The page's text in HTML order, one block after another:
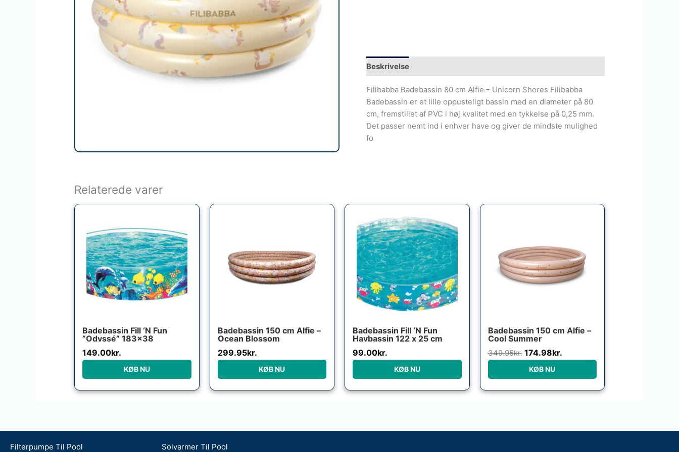
Beskrivelse
Filibabba Badebassin 80 cm Alfie – Unicorn Shores Filibabba
Badebassin er et lille oppusteligt bassin med en diameter på 80
cm, fremstillet af PVC i høj kvalitet med en tykkelse på 0,25 mm.
Det passer nemt ind i enhver have og giver de mindste mulighed
fo
Relaterede varer
Badebassin Fill ‘N Fun
”Odyssé” 183×38
149.00kr.
KØB NU
Badebassin 150 cm Alfie –
Ocean Blossom
299.95kr.
KØB NU
Badebassin Fill ‘N Fun
Havbassin 122 x 25 cm
99.00kr.
KØB NU
Badebassin 150 cm Alfie –
Cool Summer
349.95kr.
349.95kr..
174.98kr.
174.98kr..
KØB NU
Filterpumpe Til Pool Solvarmer Til Pool